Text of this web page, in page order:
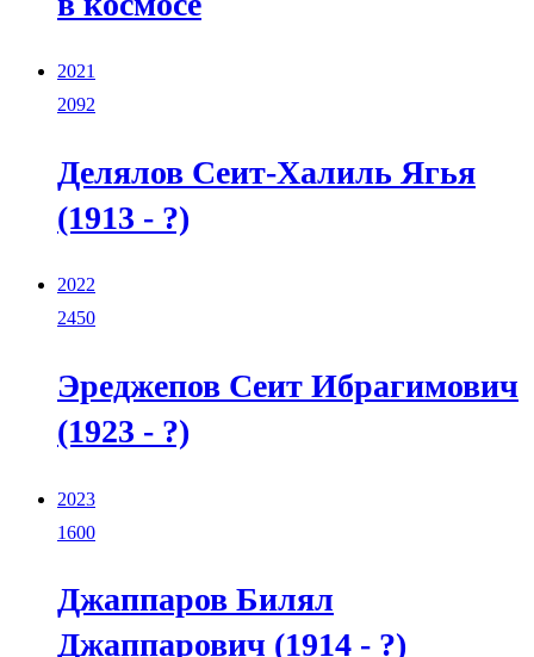
2021
2092
Делялов Сеит-Халиль Ягья
(1913 - ?)
2022
2450
Эреджепов Сеит Ибрагимович
(1923 - ?)
2023
1600
Джаппаров Билял
Джаппарович (1914 - ?)